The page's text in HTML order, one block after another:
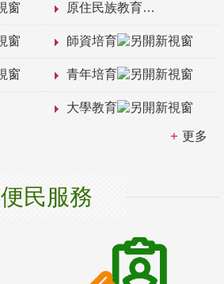
原住民族教育
師資培育
青年培育
大學教育
更多
便民服務